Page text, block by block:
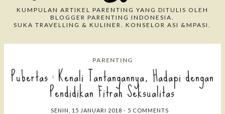
KUMPULAN ARTIKEL PARENTING YANG DITULIS OLEH
BLOGGER PARENTING INDONESIA.
SUKA TRAVELLING & KULINER. KONSELOR ASI &MPASI.
PARENTING
Pubertas : Kenali Tantangannya, Hadapi dengan
Pendidikan Fitrah Seksualitas
SENIN, 15 JANUARI 2018 - 5 COMMENTS